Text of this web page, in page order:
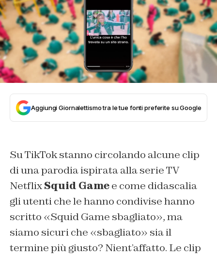
Aggiungi Giornalettismo tra le tue fonti preferite su Google
Su TikTok stanno circolando alcune clip
di una parodia ispirata alla serie TV
NetflixSquid Gamee come didascalia
gli utenti che le hanno condivise hanno
scritto «Squid Game sbagliato», ma
siamo sicuri che «sbagliato» sia il
termine più giusto? Nient’affatto. Le clip